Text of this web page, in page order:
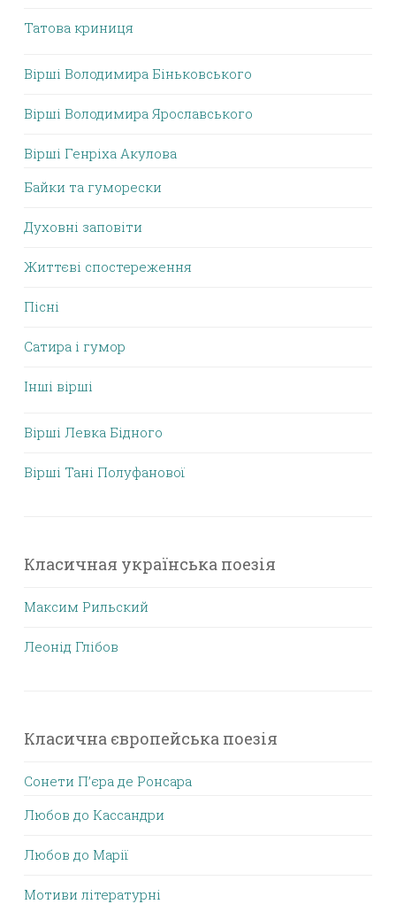
Татова криниця
Вірші Володимира Біньковського
Вірші Володимира Ярославського
Вірші Генріха Акулова
Байки та гуморески
Духовні заповіти
Життєві спостереження
Пісні
Сатира і гумор
Інші вірші
Вірші Левка Бідного
Вірші Тані Полуфанової
Класичная українська поезія
Максим Рильский
Леонід Глібов
Класична європейська поезія
Сонети П’єра де Ронсара
Любов до Кассандри
Любов до Марії
Мотиви літературні